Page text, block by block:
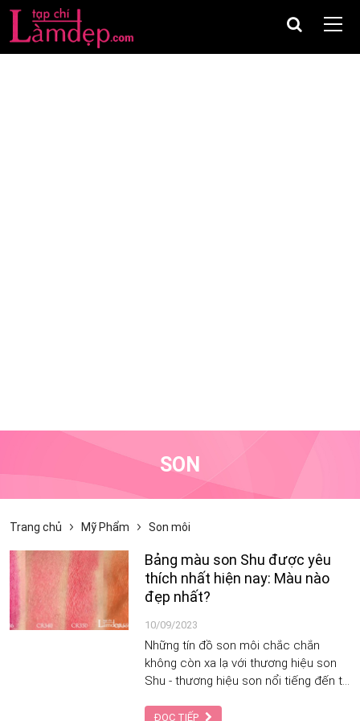
SON
Trang chủ Mỹ Phẩm Son môi
Bảng màu son Shu được yêu
thích nhất hiện nay: Màu nào
đẹp nhất?
10/09/2023
Những tín đồ son môi chắc chắn
không còn xa lạ với thương hiệu son
Shu - thương hiệu son nổi tiếng đến từ
không chỉ bởi chất son tuyệt vời cùng
ĐỌC TIẾP